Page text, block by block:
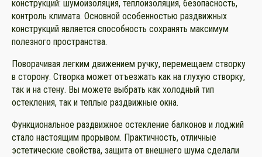
конструкций: шумоизоляция, теплоизоляция, безопасность,
контроль климата. Основной особенностью раздвижных
конструкций является способность сохранять максимум
полезного пространства.
Поворачивая легким движением ручку, перемещаем створку
в сторону. Створка может отъезжать как на глухую створку,
так и на стену. Вы можете выбрать как холодный тип
остекления, так и теплые раздвижные окна.
Функциональное раздвижное остекление балконов и лоджий
стало настоящим прорывом. Практичность, отличные
эстетические свойства, защита от внешнего шума сделали